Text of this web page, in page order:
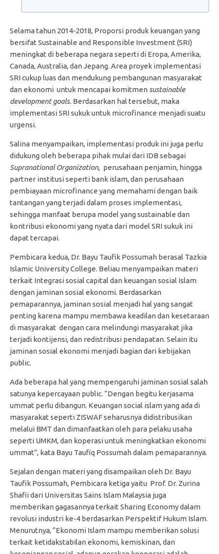
Selama tahun 2014-2018, Proporsi produk keuangan yang
bersifat Sustainable and Responsible Investment (SRI)
meningkat di beberapa negara seperti di Eropa, Amerika,
Canada, Australia, dan Jepang. Area proyek implementasi
SRI cukup luas dan mendukung pembangunan masyarakat
dan ekonomi untuk mencapai komitmen sustainable
development goals. Berdasarkan hal tersebut, maka
implementasi SRI sukuk untuk microfinance menjadi suatu
urgensi.
Salina menyampaikan, implementasi produk ini juga perlu
didukung oleh beberapa pihak mulai dari IDB sebagai
Supranational Organization, perusahaan penjamin, hingga
partner institusi seperti bank islam, dan perusahaan
pembiayaan microfinance yang memahami dengan baik
tantangan yang terjadi dalam proses implementasi,
sehingga manfaat berupa model yang sustainable dan
kontribusi ekonomi yang nyata dari model SRI sukuk ini
dapat tercapai.
Pembicara kedua, Dr. Bayu Taufik Possumah berasal Tazkia
Islamic University College. Beliau menyampaikan materi
terkait Integrasi sosial capital dan keuangan sosial Islam
dengan jaminan sosial ekonomi. Berdasarkan
pemaparannya, jaminan sosial menjadi hal yang sangat
penting karena mampu membawa keadilan dan kesetaraan
di masyarakat dengan cara melindungi masyarakat jika
terjadi kontijensi, dan redistribusi pendapatan. Selain itu
jaminan sosial ekonomi menjadi bagian dari kebijakan
public.
Ada beberapa hal yang mempengaruhi jaminan sosial salah
satunya kepercayaan public. “Dengan begitu kerjasama
ummat perlu dibangun. Keuangan social islam yang ada di
masyarakat seperti ZISWAF seharusnya didistribusikan
melalui BMT dan dimanfaatkan oleh para pelaku usaha
seperti UMKM, dan koperasi untuk meningkatkan ekonomi
ummat”, kata Bayu Taufiq Possumah dalam pemaparannya.
Sejalan dengan materi yang disampaikan oleh Dr. Bayu
Taufik Possumah, Pembicara ketiga yaitu Prof. Dr. Zurina
Shafii dari Universitas Sains Islam Malaysia juga
memberikan gagasannya terkait Sharing Economy dalam
revolusi industri ke-4 berdasarkan Perspektif Hukum Islam.
Menurutnya, “Ekonomi Islam mampu memberikan solusi
terkait ketidakstabilan ekonomi, kemiskinan, dan